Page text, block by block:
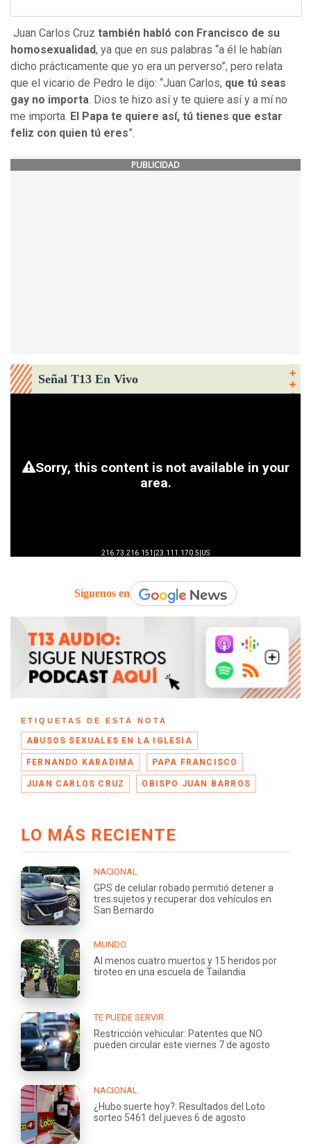
Juan Carlos Cruz también habló con Francisco de su
homosexualidad, ya que en sus palabras “a él le habían
dicho prácticamente que yo era un perverso”, pero relata
que el vicario de Pedro le dijo: “Juan Carlos, que tú seas
gay no importa. Dios te hizo así y te quiere así y a mí no
me importa. El Papa te quiere así, tú tienes que estar
feliz con quien tú eres”.
PUBLICIDAD
Señal T13 En Vivo
Síguenos en
ETIQUETAS DE ESTA NOTA
ABUSOS SEXUALES EN LA IGLESIA
FERNANDO KARADIMA PAPA FRANCISCO
JUAN CARLOS CRUZ OBISPO JUAN BARROS
LO MÁS RECIENTE
NACIONAL
GPS de celular robado permitió detener a
tres sujetos y recuperar dos vehículos en
San Bernardo
MUNDO
Al menos cuatro muertos y 15 heridos por
tiroteo en una escuela de Tailandia
TE PUEDE SERVIR
Restricción vehicular: Patentes que NO
pueden circular este viernes 7 de agosto
NACIONAL
¿Hubo suerte hoy?: Resultados del Loto
sorteo 5461 del jueves 6 de agosto